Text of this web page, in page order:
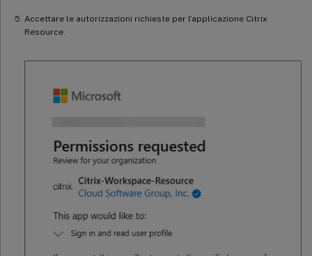
Accettare le autorizzazioni richieste per l’applicazione Citrix
Resource.